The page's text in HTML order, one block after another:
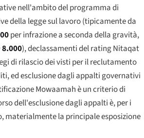
nell'ambito del programma di
della legge sul lavoro (tipicamente da
per infrazione a seconda della gravità,
8.000), declassamenti del rating Nitaqat
di rilascio dei visti per il reclutamento
ed esclusione dagli appalti governativi
Mowaamah è un criterio di
dell'esclusione dagli appalti è, per i
materialmente la principale esposizione